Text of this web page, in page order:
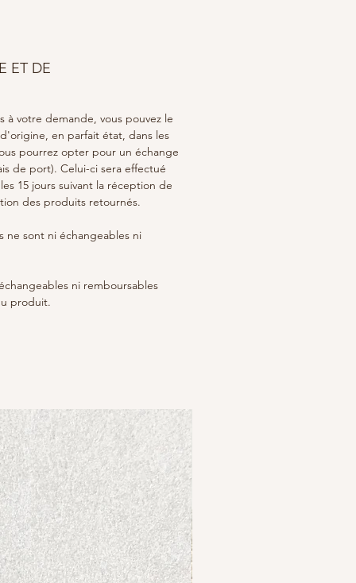
ET DE
votre demande, vous pouvez le
en parfait état, dans les
pourrez opter pour un échange
de port). Celui-ci sera effectué
15 jours suivant la réception de
des produits retournés.
ne sont ni échangeables ni
ni remboursables
produit.